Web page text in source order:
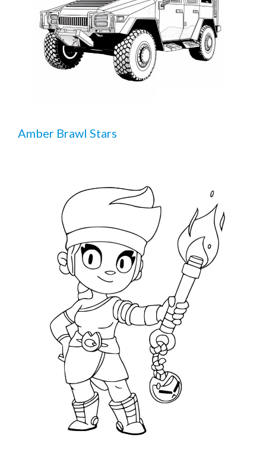
Amber Brawl Stars